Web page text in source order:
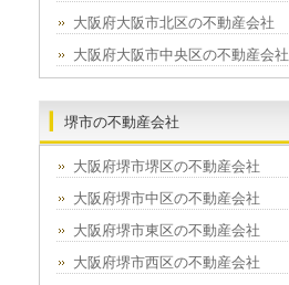
大阪府大阪市北区の不動産会社
大阪府大阪市中央区の不動産会社
堺市の不動産会社
大阪府堺市堺区の不動産会社
大阪府堺市中区の不動産会社
大阪府堺市東区の不動産会社
大阪府堺市西区の不動産会社